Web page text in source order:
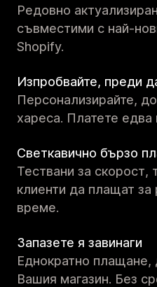
Редовно
съвместими с най-
Shopify.
Изпробвайте, преди
Персонализирайте,
хареса. Платете едва
Светкавично бързо
Тествани за скорост,
клиенти да плащат за
време.
Запазете я завинаги
Еднократно плащане,
Вашия магазин. Без